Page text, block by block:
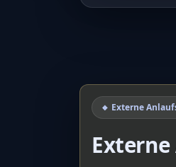
🔸 Externe